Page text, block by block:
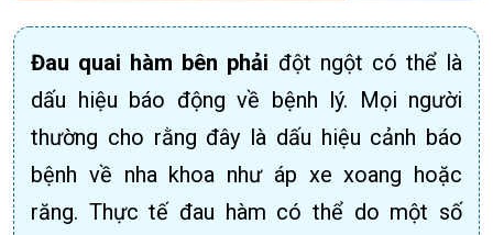
Đau quai hàm bên phải đột ngột có thể là
dấu hiệu báo động về bệnh lý. Mọi người
thường cho rằng đây là dấu hiệu cảnh báo
bệnh về nha khoa như áp xe xoang hoặc
răng. Thực tế đau hàm có thể do một số